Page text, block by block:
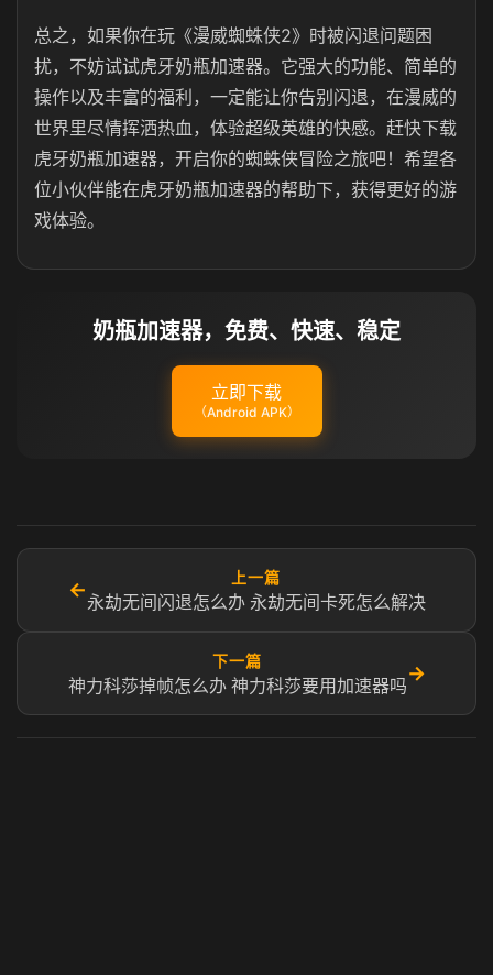
总之，如果你在玩《漫威蜘蛛侠2》时被闪退问题困
扰，不妨试试虎牙奶瓶加速器。它强大的功能、简单的
操作以及丰富的福利，一定能让你告别闪退，在漫威的
世界里尽情挥洒热血，体验超级英雄的快感。赶快下载
虎牙奶瓶加速器，开启你的蜘蛛侠冒险之旅吧！希望各
位小伙伴能在虎牙奶瓶加速器的帮助下，获得更好的游
戏体验。
奶瓶加速器，免费、快速、稳定
立即下载
（Android APK）
←
上一篇
永劫无间闪退怎么办 永劫无间卡死怎么解决
下一篇
神力科莎掉帧怎么办 神力科莎要用加速器吗
→